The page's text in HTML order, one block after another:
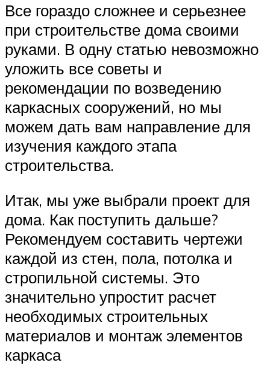
Все гораздо сложнее и серьезнее
при строительстве дома своими
руками. В одну статью невозможно
уложить все советы и
рекомендации по возведению
каркасных сооружений, но мы
можем дать вам направление для
изучения каждого этапа
строительства.
Итак, мы уже выбрали проект для
дома. Как поступить дальше?
Рекомендуем составить чертежи
каждой из стен, пола, потолка и
стропильной системы. Это
значительно упростит расчет
необходимых строительных
материалов и монтаж элементов
каркаса